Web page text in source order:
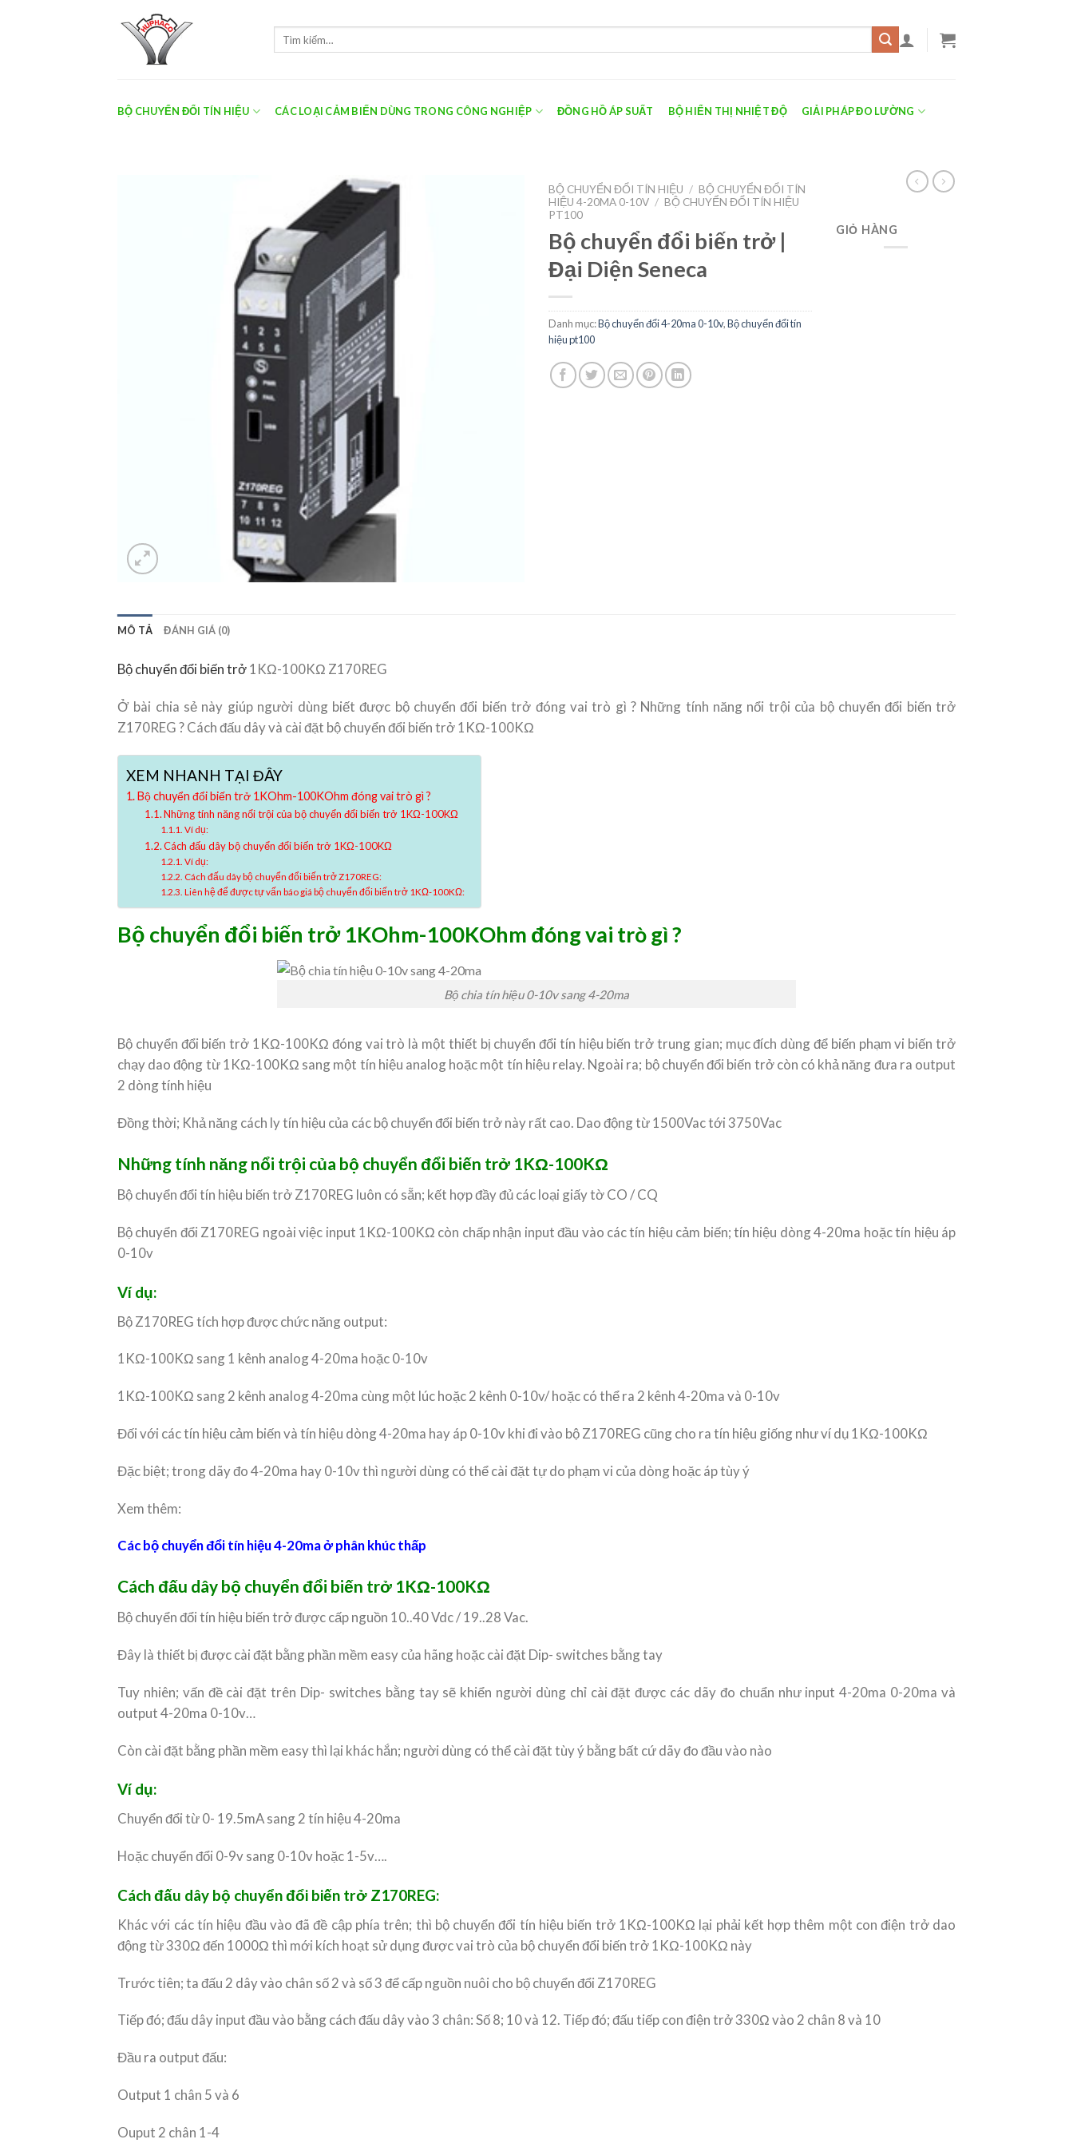
BỘ CHUYỂN ĐỔI TÍN HIỆU CÁC LOẠI CẢM BIẾN DÙNG TRONG CÔNG NGHIỆP ĐỒNG HỒ ÁP SUẤT BỘ HIỂN THỊ NHIỆT ĐỘ GIẢI PHÁP ĐO LƯỜNG
BỘ CHUYỂN ĐỔI TÍN HIỆU / BỘ CHUYỂN ĐỔI TÍN
HIỆU 4-20MA 0-10V / BỘ CHUYỂN ĐỔI TÍN HIỆU
PT100
Bộ chuyển đổi biến trở |
Đại Diện Seneca
Danh mục:Bộ chuyển đổi 4-20ma 0-10v,Bộ chuyển đổi tín
hiệu pt100
GIỎ HÀNG
MÔ TẢ ĐÁNH GIÁ (0)
Bộ chuyển đổi biến trở1KΩ-100KΩ Z170REG
Ở bài chia sẻ này giúp người dùng biết được bộ chuyển đổi biến trở đóng vai trò gì ? Những tính năng nổi trội của bộ chuyển đổi biến trở
Z170REG ? Cách đấu dây và cài đặt bộ chuyển đổi biến trở 1KΩ-100KΩ
XEM NHANH TẠI ĐÂY
Bộ chuyển đổi biến trở 1KOhm-100KOhm đóng vai trò gì ?
Những tính năng nổi trội của bộ chuyển đổi biến trở 1KΩ-100KΩ
Ví dụ:
Cách đấu dây bộ chuyển đổi biến trở 1KΩ-100KΩ
Ví dụ:
Cách đấu dây bộ chuyển đổi biến trở Z170REG:
Liên hệ để được tự vấn báo giá bộ chuyển đổi biến trở 1KΩ-100KΩ:
Bộ chuyển đổi biến trở 1KOhm-100KOhm đóng vai trò gì ?
Bộ chia tín hiệu 0-10v sang 4-20ma
Bộ chuyển đổi biến trở 1KΩ-100KΩ đóng vai trò là một thiết bị chuyển đổi tín hiệu biến trở trung gian; mục đích dùng để biến phạm vi biến trở
chạy dao động từ 1KΩ-100KΩ sang một tín hiệu analog hoặc một tín hiệu relay. Ngoài ra; bộ chuyển đổi biến trở còn có khả năng đưa ra output
2 dòng tính hiệu
Đồng thời; Khả năng cách ly tín hiệu của các bộ chuyển đổi biến trở này rất cao. Dao động từ 1500Vac tới 3750Vac
Những tính năng nổi trội của bộ chuyển đổi biến trở 1KΩ-100KΩ
Bộ chuyển đổi tín hiệu biến trở Z170REG luôn có sẵn; kết hợp đầy đủ các loại giấy tờ CO / CQ
Bộ chuyển đổi Z170REG ngoài việc input 1KΩ-100KΩ còn chấp nhận input đầu vào các tín hiệu cảm biến; tín hiệu dòng 4-20ma hoặc tín hiệu áp
0-10v
Ví dụ:
Bộ Z170REG tích hợp được chức năng output:
1KΩ-100KΩ sang 1 kênh analog 4-20ma hoặc 0-10v
1KΩ-100KΩ sang 2 kênh analog 4-20ma cùng một lúc hoặc 2 kênh 0-10v/ hoặc có thể ra 2 kênh 4-20ma và 0-10v
Đối với các tín hiệu cảm biến và tín hiệu dòng 4-20ma hay áp 0-10v khi đi vào bộ Z170REG cũng cho ra tín hiệu giống như ví dụ 1KΩ-100KΩ
Đặc biệt; trong dãy đo 4-20ma hay 0-10v thì người dùng có thể cài đặt tự do phạm vi của dòng hoặc áp tùy ý
Xem thêm:
Các bộ chuyển đổi tín hiệu 4-20ma ở phân khúc thấp
Cách đấu dây bộ chuyển đổi biến trở 1KΩ-100KΩ
Bộ chuyển đổi tín hiệu biến trở được cấp nguồn 10..40 Vdc / 19..28 Vac.
Đây là thiết bị được cài đặt bằng phần mềm easy của hãng hoặc cài đặt Dip- switches bằng tay
Tuy nhiên; vấn đề cài đặt trên Dip- switches bằng tay sẽ khiển người dùng chỉ cài đặt được các dãy đo chuẩn như input 4-20ma 0-20ma và
output 4-20ma 0-10v…
Còn cài đặt bằng phần mềm easy thì lại khác hắn; người dùng có thể cài đặt tùy ý bằng bất cứ dãy đo đầu vào nào
Ví dụ:
Chuyển đổi từ 0- 19.5mA sang 2 tín hiệu 4-20ma
Hoặc chuyển đổi 0-9v sang 0-10v hoặc 1-5v….
Cách đấu dây bộ chuyển đổi biến trở Z170REG:
Khác với các tín hiệu đầu vào đã đề cập phía trên; thì bộ chuyển đổi tín hiệu biến trở 1KΩ-100KΩ lại phải kết hợp thêm một con điện trở dao
động từ 330Ω đến 1000Ω thì mới kích hoạt sử dụng được vai trò của bộ chuyển đổi biến trở 1KΩ-100KΩ này
Trước tiên; ta đấu 2 dây vào chân số 2 và số 3 để cấp nguồn nuôi cho bộ chuyển đổi Z170REG
Tiếp đó; đấu dây input đầu vào bằng cách đấu dây vào 3 chân: Số 8; 10 và 12. Tiếp đó; đấu tiếp con điện trở 330Ω vào 2 chân 8 và 10
Đầu ra output đấu:
Output 1 chân 5 và 6
Ouput 2 chân 1-4